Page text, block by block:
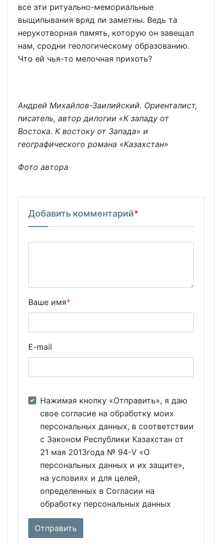
все эти ритуально-мемориальные
выщипывания вряд ли заметны. Ведь та
нерукотворная память, которую он завещал
нам, сродни геологическому образованию.
Что ей чья-то мелочная прихоть?
Андрей Михайлов-Заилийский. Ориенталист,
писатель, автор дилогии «К западу от
Востока. К востоку от Запада» и
географического романа «Казахстан»
Фото автора
Добавить комментарий*
Ваше имя*
E-mail
Нажимая кнопку «Отправить», я даю
свое согласие на обработку моих
персональных данных, в соответствии
с Законом Республики Казахстан от
21 мая 2013года № 94-V «О
персональных данных и их защите»,
на условиях и для целей,
определенных в Согласии на
обработку персональных данных